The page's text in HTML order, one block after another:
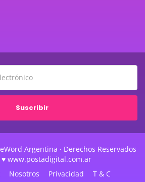
Suscribir
Argentina · Derechos Reservados
♥ www.postadigital.com.ar
Nosotros Privacidad T & C